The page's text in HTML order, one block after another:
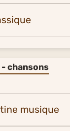
classique
chansons
musique